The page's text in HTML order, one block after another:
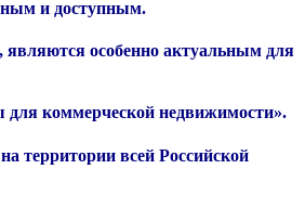
и доступным.
, являются особенно актуальным для
для коммерческой недвижимости».
территории всей Российской